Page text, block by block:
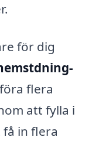
för dig
flera
att fylla i
in flera